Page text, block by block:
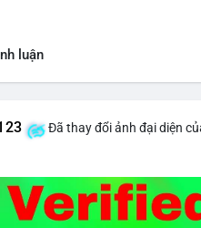
luận
Đã thay đổi ảnh đại diện